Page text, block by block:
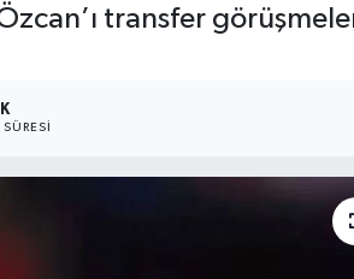
transfer